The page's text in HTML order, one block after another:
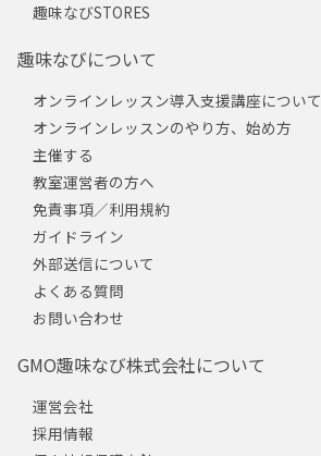
趣味なびSTORES
趣味なびについて
オンラインレッスン導入支援講座について
オンラインレッスンのやり方、始め方
主催する
教室運営者の方へ
免責事項／利用規約
ガイドライン
外部送信について
よくある質問
お問い合わせ
GMO趣味なび株式会社について
運営会社
採用情報